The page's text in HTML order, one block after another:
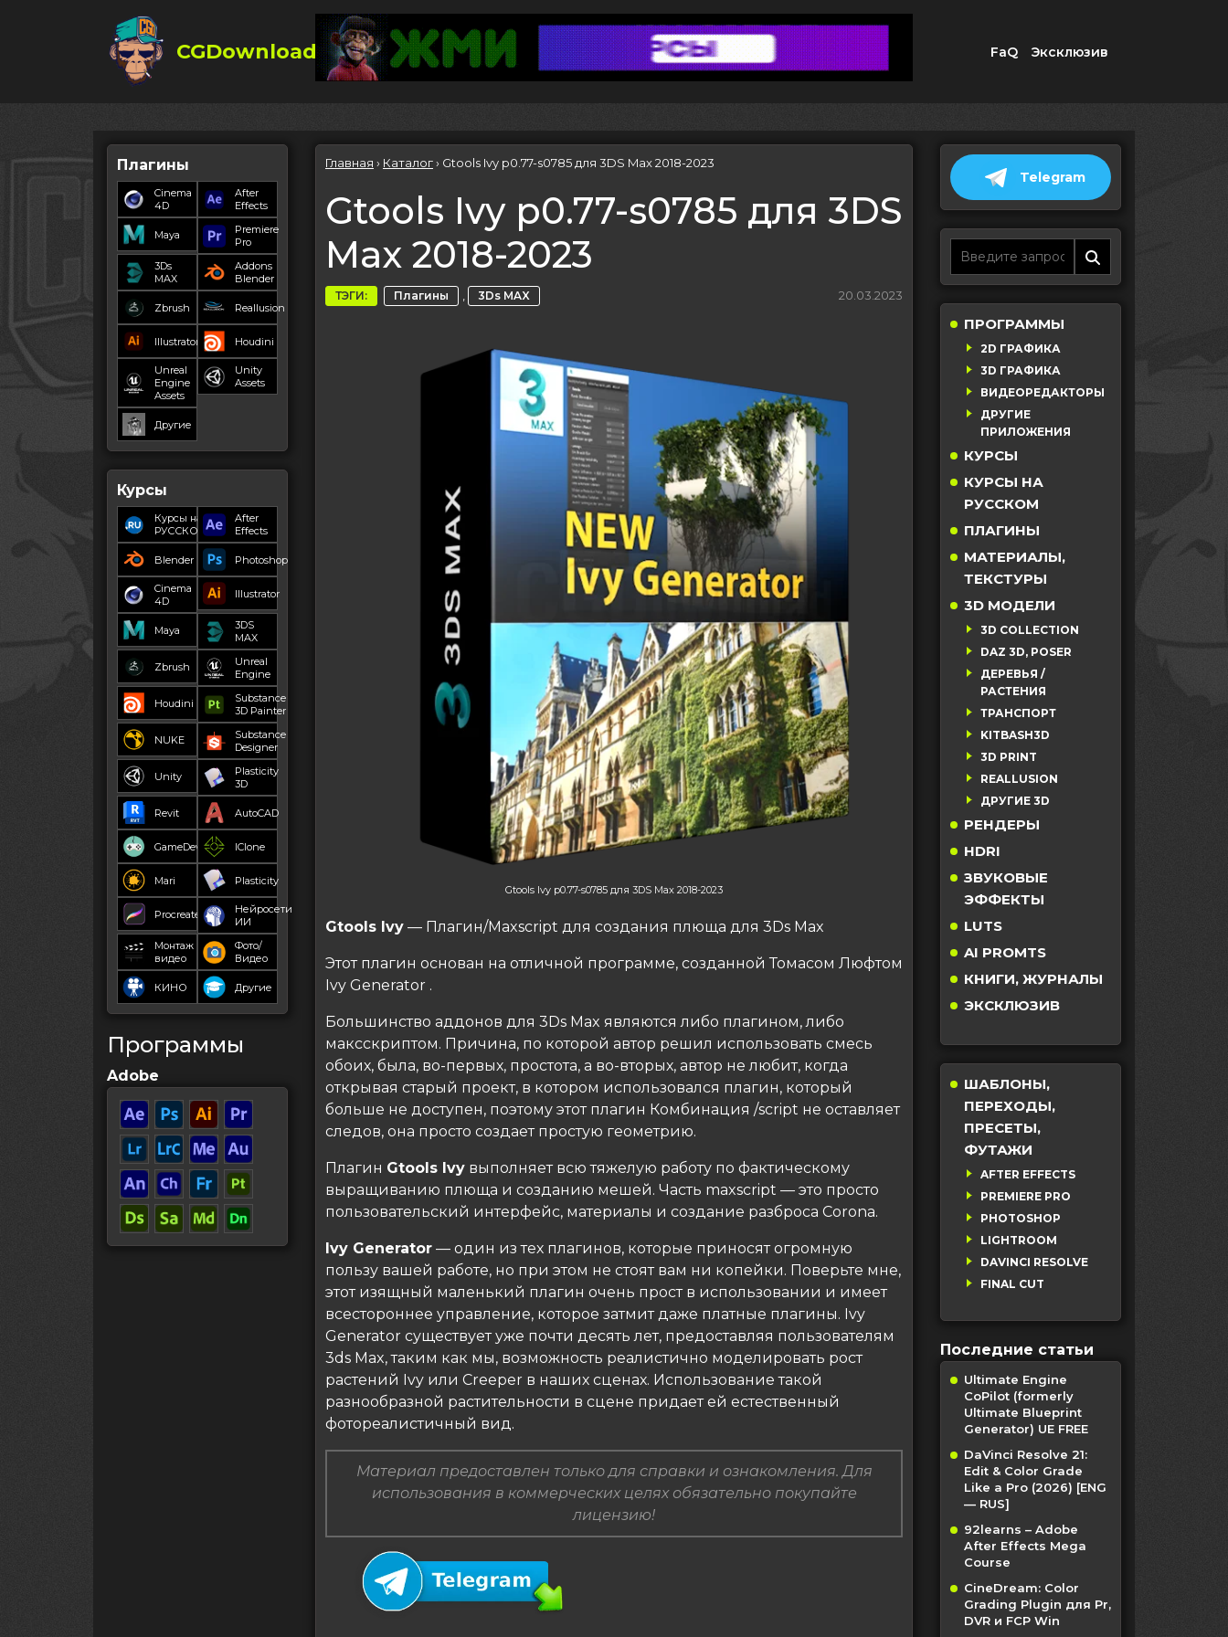
CGDownload FaQ Эксклюзив
Плагины
Cinema
4D
After
Effects
Maya
Premiere
Pro
3Ds
MAX
Addons
Blender
Zbrush Reallusion
Illustrator Houdini
Unreal
Engine
Assets
Unity
Assets
Другие
Курсы
Курсы на
РУССКОМ
After
Effects
Blender Photoshop
Cinema
4D
Illustrator
Maya
3DS
MAX
Zbrush
Unreal
Engine
Houdini
Substance
3D Painter
NUKE
Substance
Designer
Unity
Plasticity
3D
Revit AutoCAD
GameDev IClone
Mari Plasticity
Procreate
Нейросети
ИИ
Монтаж
видео
Фото/
Видео
КИНО Другие
Программы
Adobe
Главная › Каталог› Gtools Ivy p0.77-s0785 для 3DS Max 2018-2023
Gtools Ivy p0.77-s0785 для 3DS
Max 2018-2023
ТЭГИ: Плагины , 3Ds MAX 20.03.2023
Gtools Ivy p0.77-s0785 для 3DS Max 2018-2023
Gtools Ivy — Плагин/Maxscript для создания плюща для 3Ds Max
Этот плагин основан на отличной программе, созданной Томасом Люфтом
Ivy Generator .
Большинство аддонов для 3Ds Max являются либо плагином, либо
максскриптом. Причина, по которой автор решил использовать смесь
обоих, была, во-первых, простота, а во-вторых, автор не любит, когда
открывая старый проект, в котором использовался плагин, который
больше не доступен, поэтому этот плагин Комбинация /script не оставляет
следов, она просто создает простую геометрию.
Плагин Gtools Ivy выполняет всю тяжелую работу по фактическому
выращиванию плюща и созданию мешей. Часть maxscript — это просто
пользовательский интерфейс, материалы и создание разброса Corona.
Ivy Generator — один из тех плагинов, которые приносят огромную
пользу вашей работе, но при этом не стоят вам ни копейки. Поверьте мне,
этот изящный маленький плагин очень прост в использовании и имеет
всестороннее управление, которое затмит даже платные плагины. Ivy
Generator существует уже почти десять лет, предоставляя пользователям
3ds Max, таким как мы, возможность реалистично моделировать рост
растений Ivy или Creeper в наших сценах. Использование такой
разнообразной растительности в сцене придает ей естественный
фотореалистичный вид.
Материал предоставлен только для справки и ознакомления. Для
использования в коммерческих целях обязательно покупайте
лицензию!
Telegram
ПРОГРАММЫ
2D ГРАФИКА
3D ГРАФИКА
ВИДЕОРЕДАКТОРЫ
ДРУГИЕ
ПРИЛОЖЕНИЯ
КУРСЫ
КУРСЫ НА
РУССКОМ
ПЛАГИНЫ
МАТЕРИАЛЫ,
ТЕКСТУРЫ
3D МОДЕЛИ
3D COLLECTION
DAZ 3D, POSER
ДЕРЕВЬЯ /
РАСТЕНИЯ
ТРАНСПОРТ
KITBASH3D
3D PRINT
REALLUSION
ДРУГИЕ 3D
РЕНДЕРЫ
HDRI
ЗВУКОВЫЕ
ЭФФЕКТЫ
LUTS
AI PROMTS
КНИГИ, ЖУРНАЛЫ
ЭКСКЛЮЗИВ
ШАБЛОНЫ,
ПЕРЕХОДЫ,
ПРЕСЕТЫ,
ФУТАЖИ
AFTER EFFECTS
PREMIERE PRO
PHOTOSHOP
LIGHTROOM
DAVINCI RESOLVE
FINAL CUT
Последние статьи
Ultimate Engine
CoPilot (formerly
Ultimate Blueprint
Generator) UE FREE
DaVinci Resolve 21:
Edit & Color Grade
Like a Pro (2026) [ENG
— RUS]
92learns – Adobe
After Effects Mega
Course
CineDream: Color
Grading Plugin для Pr,
DVR и FCP Win